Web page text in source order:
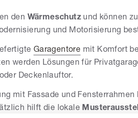
den Wärmeschutz und können
und Motorisierung
Garagentore mit Komfort
werden Lösungen für
Deckenlauftor.
mit Fassade und Fensterrahmen
hilft die lokale